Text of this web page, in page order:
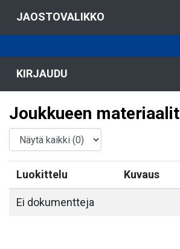
JAOSTOVALIKKO
KIRJAUDU
Joukkueen materiaalit
Luokittelu Kuvaus
Ei dokumentteja